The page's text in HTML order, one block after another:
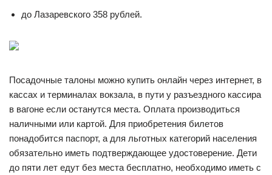
до Лазаревского 358 рублей.
Посадочные талоны можно купить онлайн через интернет, в
кассах и терминалах вокзала, в пути у разъездного кассира
в вагоне если останутся места. Оплата производиться
наличными или картой. Для приобретения билетов
понадобится паспорт, а для льготных категорий населения
обязательно иметь подтверждающее удостоверение. Дети
до пяти лет едут без места бесплатно, необходимо иметь с